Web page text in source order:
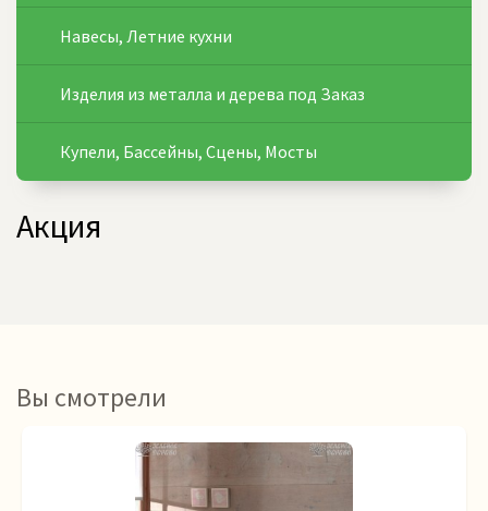
Навесы, Летние кухни
Изделия из металла и дерева под Заказ
Купели, Бассейны, Сцены, Мосты
Акция
Вы смотрели